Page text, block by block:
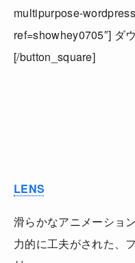
multipurpose-
ref=showhey0705″] ダ
[/button_square]
LENS
滑らかなアニメーショ
力的に工夫がされた、